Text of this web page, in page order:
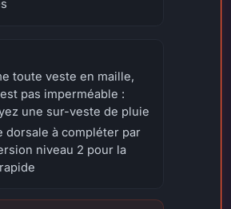
toute veste en maille,
pas imperméable :
une sur-veste de pluie
dorsale à compléter par
niveau 2 pour la